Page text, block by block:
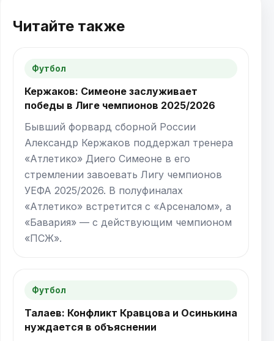
Читайте также
Футбол
Кержаков: Симеоне заслуживает
победы в Лиге чемпионов 2025/2026
Бывший форвард сборной России
Александр Кержаков поддержал тренера
«Атлетико» Диего Симеоне в его
стремлении завоевать Лигу чемпионов
УЕФА 2025/2026. В полуфиналах
«Атлетико» встретится с «Арсеналом», а
«Бавария» — с действующим чемпионом
«ПСЖ».
Футбол
Талаев: Конфликт Кравцова и Осинькина
нуждается в объяснении